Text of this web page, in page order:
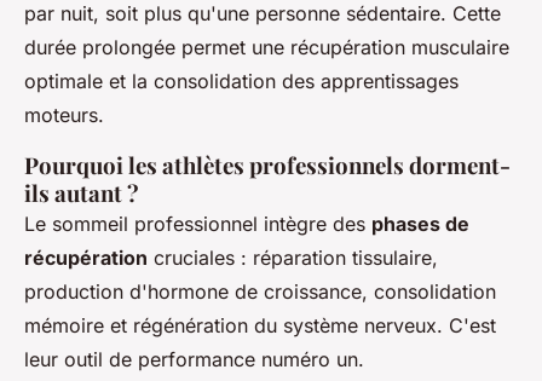
par nuit, soit plus qu'une personne sédentaire. Cette
durée prolongée permet une récupération musculaire
optimale et la consolidation des apprentissages
moteurs.
Pourquoi les athlètes professionnels dorment-
ils autant ?
Le sommeil professionnel intègre des phases de
récupération cruciales : réparation tissulaire,
production d'hormone de croissance, consolidation
mémoire et régénération du système nerveux. C'est
leur outil de performance numéro un.